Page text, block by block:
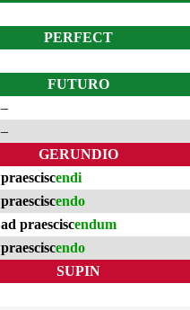
PERFECT
FUTURO
–
–
GERUNDIO
praesciscendi
praesciscendo
ad praesciscendum
praesciscendo
SUPIN